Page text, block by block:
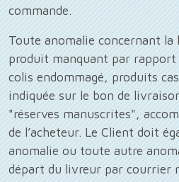
commande.
Toute anomalie concernant
produit manquant par
colis endommagé, produits
indiquée sur le bon de
"réserves manuscrites",
de l’acheteur. Le Client doit
anomalie ou toute autre
départ du livreur par courrier